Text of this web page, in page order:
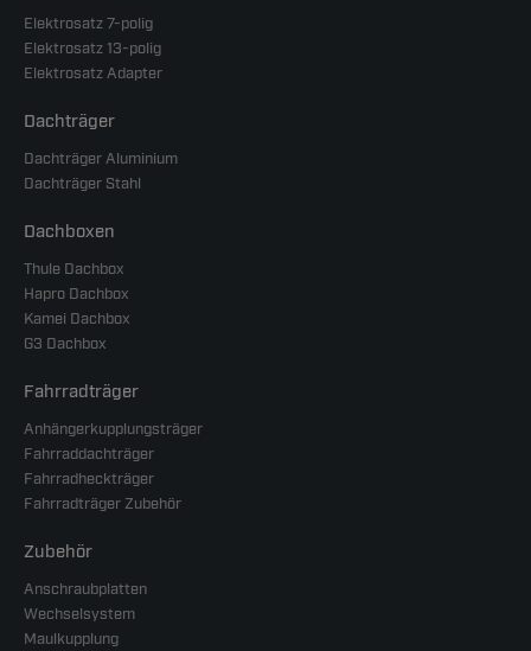
Elektrosatz 7-polig
Elektrosatz 13-polig
Elektrosatz Adapter
Dachträger
Dachträger Aluminium
Dachträger Stahl
Dachboxen
Thule Dachbox
Hapro Dachbox
Kamei Dachbox
G3 Dachbox
Fahrradträger
Anhängerkupplungsträger
Fahrraddachträger
Fahrradheckträger
Fahrradträger Zubehör
Zubehör
Anschraubplatten
Wechselsystem
Maulkupplung